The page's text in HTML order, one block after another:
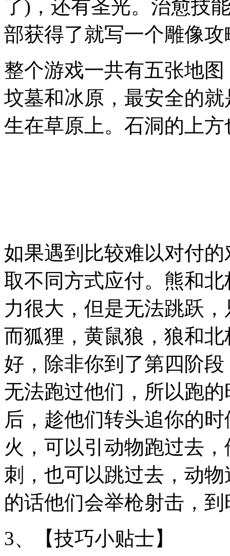
了)，还有圣光。治愈技
部获得了就写一个雕像攻
整个游戏一共有五张地
坟墓和冰原，最安全的
生在草原上。石洞的上
如果遇到比较难以对付
取不同方式应付。熊和
力很大，但是无法跳跃
而狐狸，黄鼠狼，狼和
好，除非你到了第四阶
无法跑过他们，所以跑
后，趁他们转头追你的
火，可以引动物跑过去
刺，也可以跳过去，动
的话他们会举枪射击，
3、【技巧小贴士】